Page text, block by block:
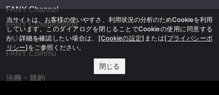
FANY Channel
FANY Crowdfunding
FANY Mall
FANY Commu
法務・規約
当サイトは、お客様の使いやすさ、利用状況の分析のためCookieを利用
しています。このダイアログを閉じることでCookieの使用に同意する
か、詳細を確認したい場合は、 [Cookieの設定] または[プライバシーポ
リシー]をご参照ください。
閉じる